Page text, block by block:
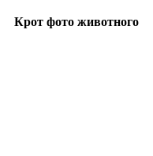
Крот фото животного